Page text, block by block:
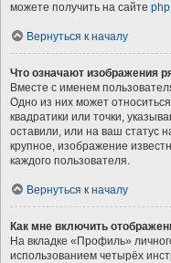
можете получить на сайте
Вернуться к началу
Что означают изображения
Вместе с именем
Одно из них может
квадратики или точки,
оставили, или на ваш статус
крупное, изображение
каждого пользователя.
Вернуться к началу
Как мне включить
На вкладке «Профиль»
использованием четырёх